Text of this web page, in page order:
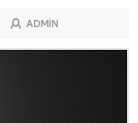
ADMIN